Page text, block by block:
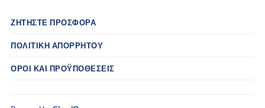
ΖΗΤΉΣΤΕ ΠΡΟΣΦΟΡΆ
ΠΟΛΙΤΙΚΉ ΑΠΟΡΡΉΤΟΥ
ΌΡΟΙ ΚΑΙ ΠΡΟΫΠΟΘΈΣΕΙΣ